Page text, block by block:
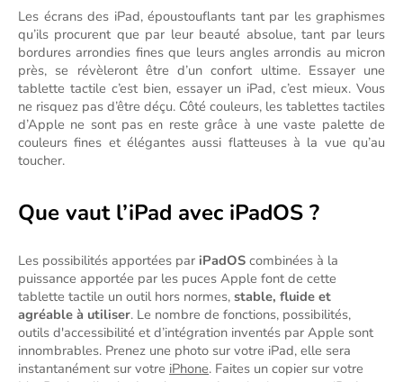
Les écrans des iPad, époustouflants tant par les graphismes
qu’ils procurent que par leur beauté absolue, tant par leurs
bordures arrondies fines que leurs angles arrondis au micron
près, se révèleront être d’un confort ultime. Essayer une
tablette tactile c’est bien, essayer un iPad, c’est mieux. Vous
ne risquez pas d’être déçu. Côté couleurs, les tablettes tactiles
d’Apple ne sont pas en reste grâce à une vaste palette de
couleurs fines et élégantes aussi flatteuses à la vue qu’au
toucher.
Que vaut l’iPad avec iPadOS ?
Les possibilités apportées par iPadOS combinées à la
puissance apportée par les puces Apple font de cette
tablette tactile un outil hors normes, stable, fluide et
agréable à utiliser. Le nombre de fonctions, possibilités,
outils d'accessibilité et d’intégration inventés par Apple sont
innombrables. Prenez une photo sur votre iPad, elle sera
instantanément sur votre iPhone